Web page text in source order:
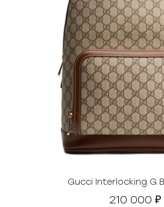
Gucci Interlocking G
210 000 ₽